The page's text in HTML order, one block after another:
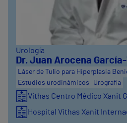
Urología
Dr. Juan Arocena
Láser de Tulio para Hiperplasia
Estudios urodinámicos
Urografía
Vithas Centro Médico Xanit
Hospital Vithas Xanit